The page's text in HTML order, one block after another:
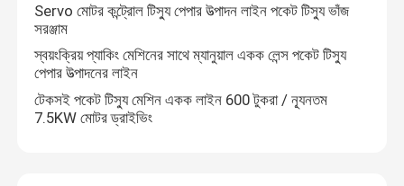
Servo মোটর কন্ট্রোল টিস্যু পেপার উত্পাদন লাইন পকেট টিস্যু ভাঁজ
সরঞ্জাম
স্বয়ংক্রিয় প্যাকিং মেশিনের সাথে ম্যানুয়াল একক লেন্স পকেট টিস্যু
পেপার উত্পাদনের লাইন
টেকসই পকেট টিস্যু মেশিন একক লাইন 600 টুকরা / ন্যূনতম
7.5KW মোটর ড্রাইভিং